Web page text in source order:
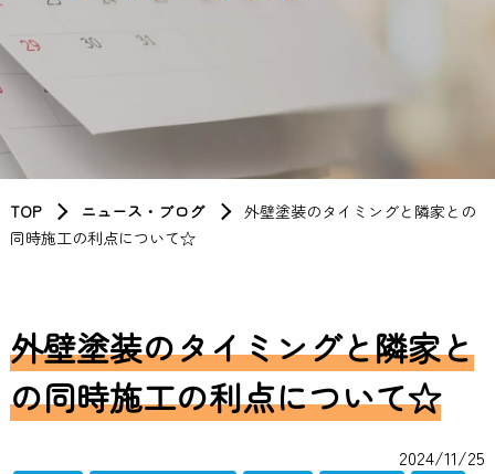
TOP ニュース・ブログ
外壁塗装のタイミングと隣家との
同時施工の利点について☆
外壁塗装のタイミングと隣家と
の同時施工の利点について☆
2024/11/25